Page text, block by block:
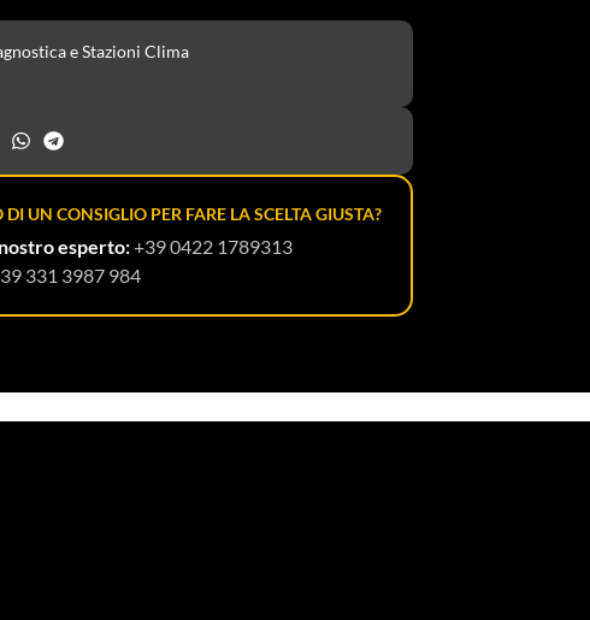
e Stazioni Clima
UN CONSIGLIO PER FARE LA SCELTA GIUSTA?
esperto:+39 0422 1789313
331 3987 984